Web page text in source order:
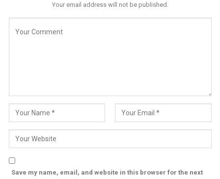
Your email address will not be published.
Save my name, email, and website in this browser for the next